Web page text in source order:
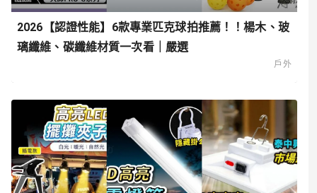
2026【認證性能】6款專業匹克球拍推薦！！楊木、玻
璃纖維、碳纖維材質一次看｜嚴選
戶外